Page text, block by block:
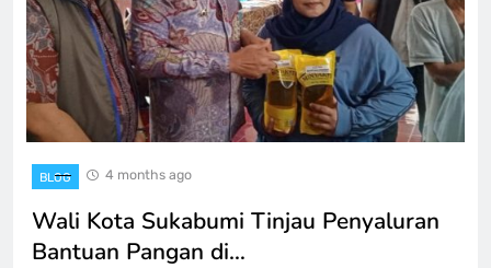
BLOG 4 months ago
Wali Kota Sukabumi Tinjau Penyaluran
Bantuan Pangan di…